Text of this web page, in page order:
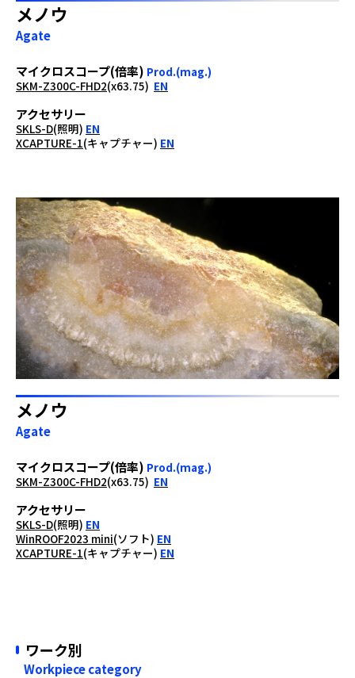
メノウ
Agate
マイクロスコープ(倍率) Prod.(mag.)
SKM-Z300C-FHD2(x63.75) EN
アクセサリー
SKLS-D(照明) EN
XCAPTURE-1(キャプチャー) EN
メノウ
Agate
マイクロスコープ(倍率) Prod.(mag.)
SKM-Z300C-FHD2(x63.75) EN
アクセサリー
SKLS-D(照明) EN
WinROOF2023 mini(ソフト) EN
XCAPTURE-1(キャプチャー) EN
ワーク別
Workpiece category